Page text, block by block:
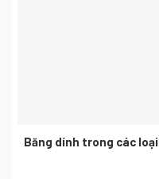
Băng dính trong các loại